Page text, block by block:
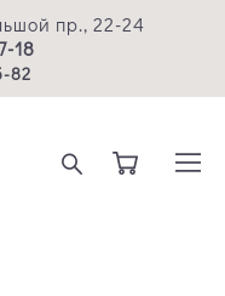
пр., 22-24
18
82